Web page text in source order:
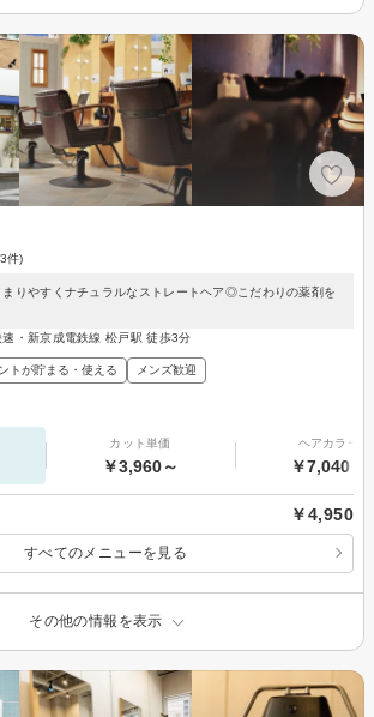
件)
りやすくナチュラルなストレートヘア◎こだわりの薬剤を
・新京成電鉄線 松戸駅 徒歩3分
トが貯まる・使える メンズ歓迎
カット単価
￥3,960～
ヘアカラー
￥7,040～
￥4,950
すべてのメニューを見る
その他の情報を表示